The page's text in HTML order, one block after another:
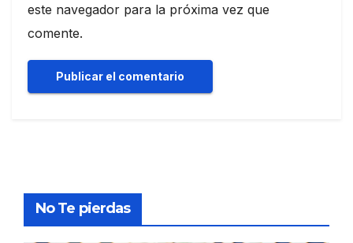
este navegador para la próxima vez que
comente.
No Te pierdas